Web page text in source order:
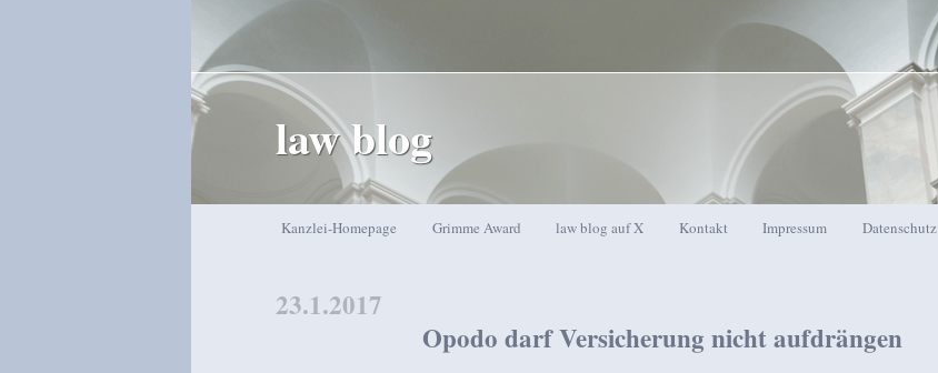
law blog
Zum Inhalt wechseln
Zum sekundären Inhalt wechseln
Kanzlei-Homepage Grimme Award law blog auf X Kontakt Impressum Datenschutz
Opodo darf Versicherung nicht aufdrängen
23.1.2017